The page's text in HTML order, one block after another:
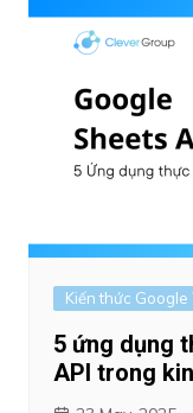
Kiến thức
5 ứng dụng
API trong